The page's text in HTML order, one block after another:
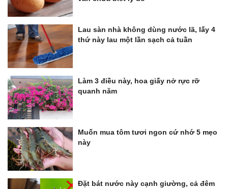
Lau sàn nhà không dùng nước lã, lấy 4
thứ này lau một lần sạch cả tuần
Làm 3 điều này, hoa giấy nở rực rỡ
quanh năm
Muốn mua tôm tươi ngon cứ nhớ 5 mẹo
này
Đặt bát nước này cạnh giường, cả đêm